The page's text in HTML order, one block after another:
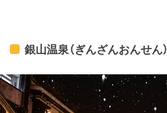
銀山温泉（ぎんざんおんせん）